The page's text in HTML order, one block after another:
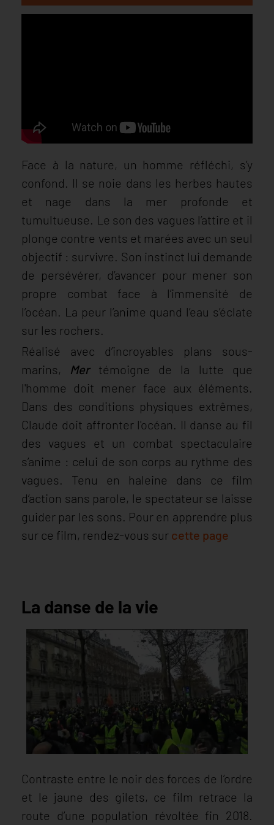
Face à la nature, un homme réfléchi, s’y
confond. Il se noie dans les herbes hautes
et nage dans la mer profonde et
tumultueuse. Le son des vagues l’attire et il
plonge contre vents et marées avec un seul
objectif : survivre. Son instinct lui demande
de persévérer, d’avancer pour mener son
propre combat face à l’immensité de
l’océan. La peur l’anime quand l’eau s’éclate
sur les rochers.
Réalisé avec d’incroyables plans sous-
marins, Mertémoigne de la lutte que
l'homme doit mener face aux éléments.
Dans des conditions physiques extrêmes,
Claude doit affronter l'océan. Il danse au fil
des vagues et un combat spectaculaire
s’anime : celui de son corps au rythme des
vagues. Tenu en haleine dans ce film
d’action sans parole, le spectateur se laisse
guider par les sons. Pour en apprendre plus
sur ce film, rendez-vous sur cette page
La danse de la vie
Contraste entre le noir des forces de l’ordre
et le jaune des gilets, ce film retrace la
route d’une population révoltée fin 2018.